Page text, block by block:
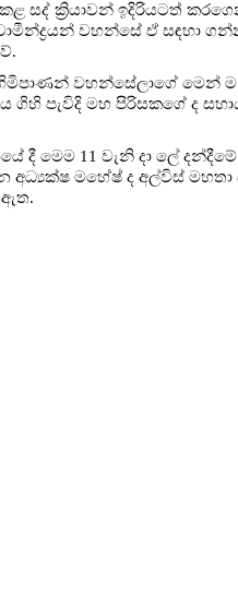
සද් ක්‍රියාවන් ඉදිරියටත්
වහන්සේ ඒ සඳහා
වහන්සේලාගේ මෙන්
පැවිදි මහ පිරිසකගේ ද
මෙම 11 වැනි දා ලේ
අධ්‍යක්ෂ මහේෂ් ද අල්විස්
ඇත.